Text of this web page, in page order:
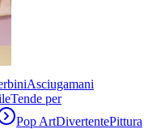
Asciugamani
Tende per
Pop ArtDivertentePittura